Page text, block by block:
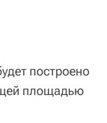
построено
площадью